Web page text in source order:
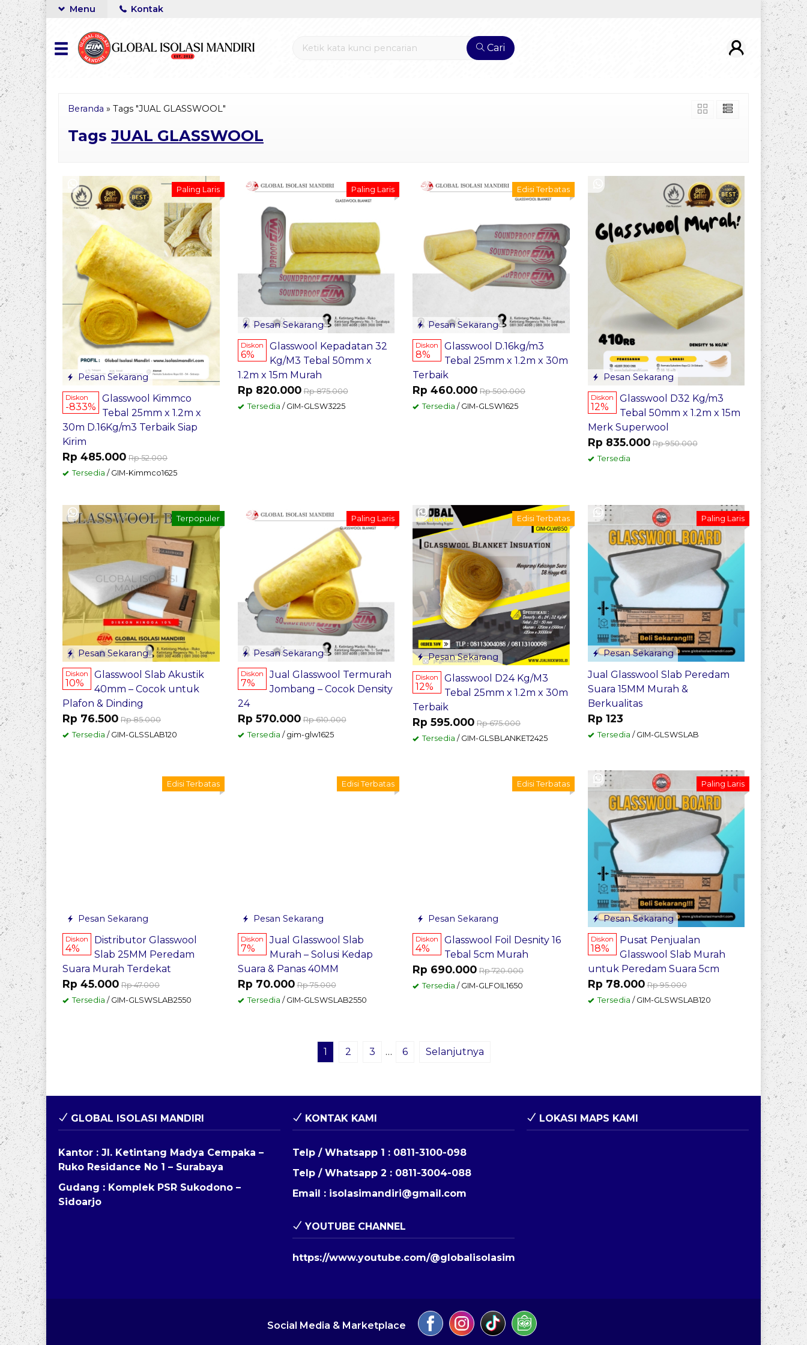
Menu Kontak
Cari
Beranda » Tags "JUAL GLASSWOOL"
TagsJUAL GLASSWOOL
Pesan Sekarang
Paling Laris
Diskon
-833%
Glasswool Kimmco
Tebal 25mm x 1.2m x
30m D.16Kg/m3 Terbaik Siap
Kirim
Rp 485.000 Rp 52.000
Tersedia / GIM-Kimmco1625
Pesan Sekarang
Paling Laris
Diskon
6%
Glasswool Kepadatan 32
Kg/M3 Tebal 50mm x
1.2m x 15m Murah
Rp 820.000 Rp 875.000
Tersedia / GIM-GLSW3225
Pesan Sekarang
Edisi Terbatas
Diskon
8%
Glasswool D.16kg/m3
Tebal 25mm x 1.2m x 30m
Terbaik
Rp 460.000 Rp 500.000
Tersedia / GIM-GLSW1625
Pesan Sekarang
Diskon
12%
Glasswool D32 Kg/m3
Tebal 50mm x 1.2m x 15m
Merk Superwool
Rp 835.000 Rp 950.000
Tersedia
Pesan Sekarang
Terpopuler
Diskon
10%
Glasswool Slab Akustik
40mm – Cocok untuk
Plafon & Dinding
Rp 76.500 Rp 85.000
Tersedia / GIM-GLSSLAB120
Pesan Sekarang
Paling Laris
Diskon
7%
Jual Glasswool Termurah
Jombang – Cocok Density
24
Rp 570.000 Rp 610.000
Tersedia / gim-glw1625
Pesan Sekarang
Edisi Terbatas
Diskon
12%
Glasswool D24 Kg/M3
Tebal 25mm x 1.2m x 30m
Terbaik
Rp 595.000 Rp 675.000
Tersedia / GIM-GLSBLANKET2425
Pesan Sekarang
Paling Laris
Jual Glasswool Slab Peredam
Suara 15MM Murah &
Berkualitas
Rp 123
Tersedia / GIM-GLSWSLAB
Pesan Sekarang
Edisi Terbatas
Diskon
4%
Distributor Glasswool
Slab 25MM Peredam
Suara Murah Terdekat
Rp 45.000 Rp 47.000
Tersedia / GIM-GLSWSLAB2550
Pesan Sekarang
Edisi Terbatas
Diskon
7%
Jual Glasswool Slab
Murah – Solusi Kedap
Suara & Panas 40MM
Rp 70.000 Rp 75.000
Tersedia / GIM-GLSWSLAB2550
Pesan Sekarang
Edisi Terbatas
Diskon
4%
Glasswool Foil Desnity 16
Tebal 5cm Murah
Rp 690.000 Rp 720.000
Tersedia / GIM-GLFOIL1650
Pesan Sekarang
Paling Laris
Diskon
18%
Pusat Penjualan
Glasswool Slab Murah
untuk Peredam Suara 5cm
Rp 78.000 Rp 95.000
Tersedia / GIM-GLSWSLAB120
1 2 3 … 6 Selanjutnya
GLOBAL ISOLASI MANDIRI
Kantor : Jl. Ketintang Madya Cempaka –
Ruko Residance No 1 – Surabaya
Gudang : Komplek PSR Sukodono –
Sidoarjo
KONTAK KAMI
Telp / Whatsapp 1 : 0811-3100-098
Telp / Whatsapp 2 : 0811-3004-088
Email : isolasimandiri@gmail.com
YOUTUBE CHANNEL
https://www.youtube.com/@globalisolasimandiri
LOKASI MAPS KAMI
Social Media & Marketplace